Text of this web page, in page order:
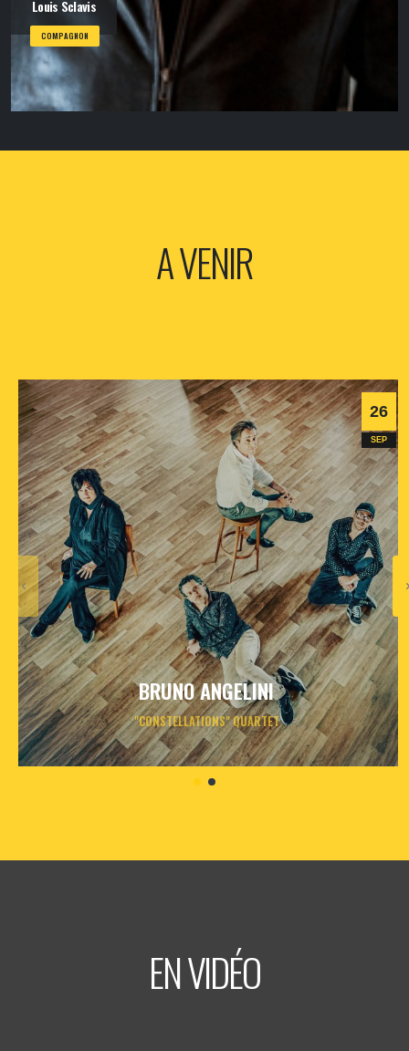
Louis Sclavis
COMPAGNON
A VENIR
26
SEP
BRUNO ANGELINI
"CONSTELLATIONS" QUARTET
samedi26sept2026- 20h30- Le Triton
EN VIDÉO